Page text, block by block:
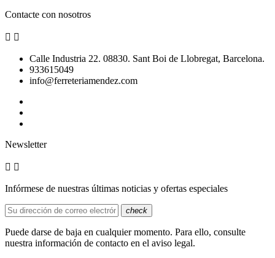
Contacte con nosotros
 
Calle Industria 22. 08830. Sant Boi de Llobregat, Barcelona.
933615049
info@ferreteriamendez.com
Newsletter
 
Infórmese de nuestras últimas noticias y ofertas especiales
check
Puede darse de baja en cualquier momento. Para ello, consulte
nuestra información de contacto en el aviso legal.